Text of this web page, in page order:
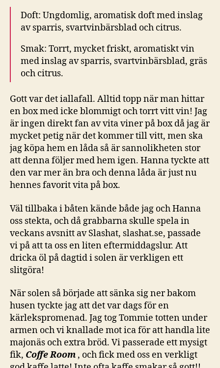
Doft: Ungdomlig, aromatisk doft med inslag
av sparris, svartvinbärsblad och citrus.
Smak: Torrt, mycket friskt, aromatiskt vin
med inslag av sparris, svartvinbärsblad, gräs
och citrus.
Gott var det iallafall. Alltid topp när man hittar
en box med icke blommigt och torrt vitt vin! Jag
är ingen direkt fan av vita viner på box då jag är
mycket petig när det kommer till vitt, men ska
jag köpa hem en låda så är sannolikheten stor
att denna följer med hem igen. Hanna tyckte att
den var mer än bra och denna låda är just nu
hennes favorit vita på box.
Väl tillbaka i båten kände både jag och Hanna
oss stekta, och då grabbarna skulle spela in
veckans avsnitt av Slashat, slashat.se, passade
vi på att ta oss en liten eftermiddagslur. Att
dricka öl på dagtid i solen är verkligen ett
slitgöra!
När solen så började att sänka sig ner bakom
husen tyckte jag att det var dags för en
kärlekspromenad. Jag tog Tommie totten under
armen och vi knallade mot ica för att handla lite
majonäs och extra bröd. Vi passerade ett mysigt
fik, Coffe Room , och fick med oss en verkligt